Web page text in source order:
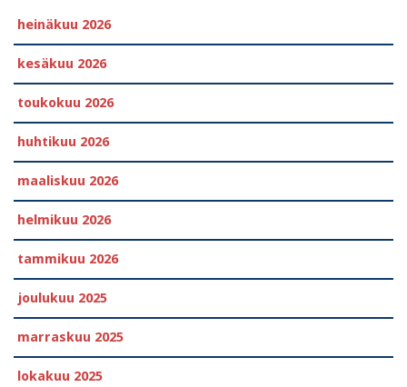
heinäkuu 2026
kesäkuu 2026
toukokuu 2026
huhtikuu 2026
maaliskuu 2026
helmikuu 2026
tammikuu 2026
joulukuu 2025
marraskuu 2025
lokakuu 2025